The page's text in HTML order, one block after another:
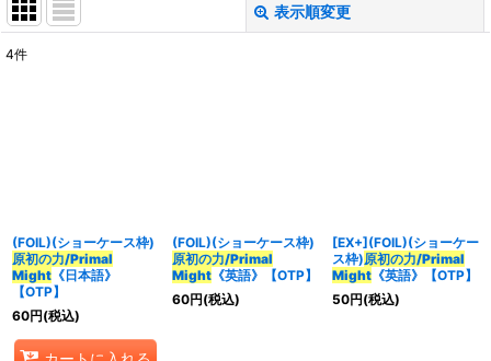
表示順変更
カテゴリ :
4件
(FOIL)(ショーケース枠)
原初の力/Primal
Might 《日本語》
【OTP】
60円(税込)
(FOIL)(ショーケース枠)
原初の力/Primal
Might《英語》【OTP】
60円(税込)
[EX+](FOIL)(ショーケー
ス枠)原初の力/Primal
Might《英語》【OTP】
50円(税込)